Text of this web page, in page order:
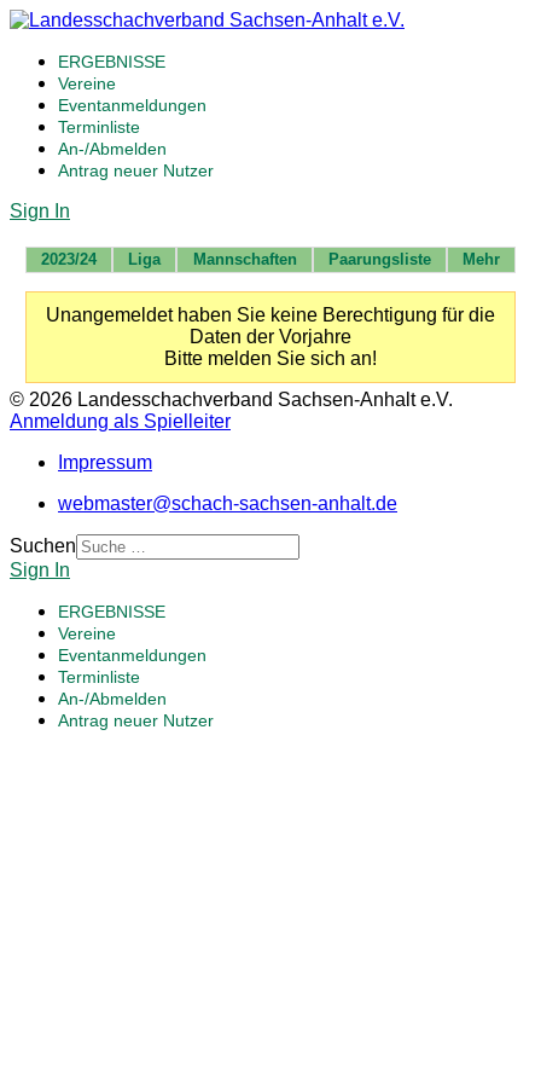
ERGEBNISSE
Vereine
Eventanmeldungen
Terminliste
An-/Abmelden
Antrag neuer Nutzer
Sign In
2023/24 Liga Mannschaften Paarungsliste Mehr
Unangemeldet haben Sie keine Berechtigung für die
Daten der Vorjahre
Bitte melden Sie sich an!
© 2026 Landesschachverband Sachsen-Anhalt e.V.
Anmeldung als Spielleiter
Impressum
webmaster@schach-sachsen-anhalt.de
Suchen
Sign In
ERGEBNISSE
Vereine
Eventanmeldungen
Terminliste
An-/Abmelden
Antrag neuer Nutzer